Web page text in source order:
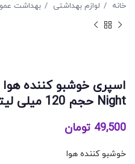
خانه لوازم بهداشتی بهداشت
Night حجم 120 میلی لیتر
49,500 تومان
خوشبو کننده هوا